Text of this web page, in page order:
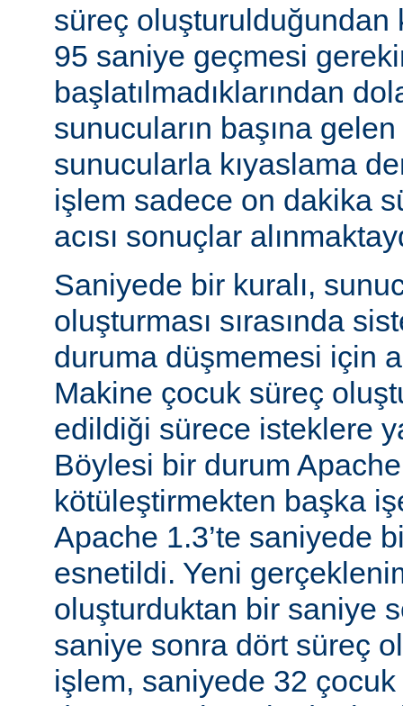
süreç oluşturulduğundan
95 saniye geçmesi
başlatılmadıklarından
sunucuların başına
sunucularla kıyaslama
işlem sadece on dakika
acısı sonuçlar
Saniyede bir kuralı,
oluşturması sırasında
duruma düşmemesi için
Makine çocuk süreç
edildiği sürece isteklere
Böylesi bir durum
kötüleştirmekten başka
Apache 1.3’te saniyede
esnetildi. Yeni
oluşturduktan bir saniye
saniye sonra dört süreç
işlem, saniyede 32